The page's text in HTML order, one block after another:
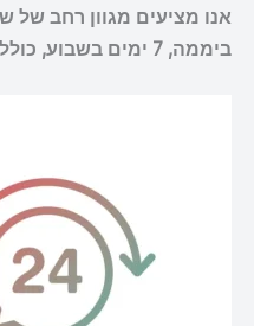
ביממה, 7 ימים בשבוע, כולל: